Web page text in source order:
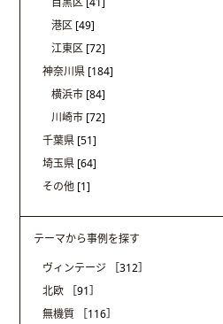
港区 [49]
江東区 [72]
神奈川県 [184]
横浜市 [84]
川崎市 [72]
千葉県 [51]
埼玉県 [64]
その他 [1]
テーマから事例を探す
ヴィンテージ
［312］
北欧
［91］
無機質
［116］